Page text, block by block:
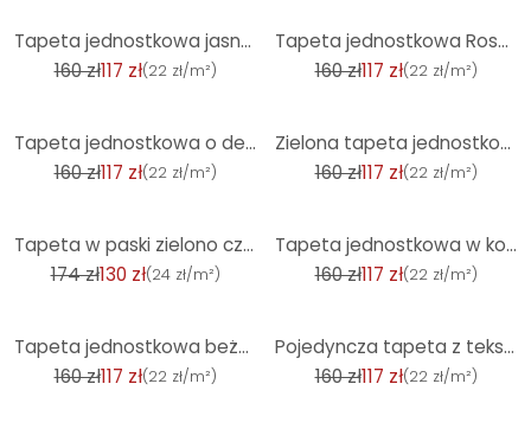
Tapeta jednostkowa jasnoniebieska - tapeta z włókniny o delikatnej fakturze zapewniająca efekt śwież
160 zł117 zł(22 zł/m²)
Tapeta jednostkowa Rosé - tapeta z włókniny o delikatnej fakturze zapewniająca miękką elegancję
160 zł117 zł(22 zł/m²)
Tapeta jednostkowa o delikatnej fakturze w kolorze kremowym - Ponadczasowa tapeta z włókniny
160 zł117 zł(22 zł/m²)
Zielona tapeta jednostkowa - tapeta z włókniny o delikatnej fakturze i eleganckim wyglądzie
160 zł117 zł(22 zł/m²)
Tapeta w paski zielono czarna - Tapeta z włókniny z eleganckim wzorem w paski
174 zł130 zł(24 zł/m²)
Tapeta jednostkowa w kolorze kremowym o wyglądzie lnu - subtelna tapeta teksturowana do stylowych po
160 zł117 zł(22 zł/m²)
Tapeta jednostkowa beżowa - tapeta z włókniny o delikatnej fakturze do ciepłych wnętrz
160 zł117 zł(22 zł/m²)
Pojedyncza tapeta z teksturą w kolorze różowym - nowoczesna tapeta z włókniny
160 zł117 zł(22 zł/m²)